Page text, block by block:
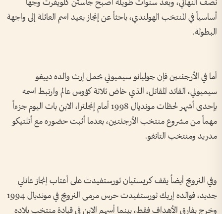
نصف النهائي، وبعد سنوات طويلة أصبح جاستن كلويفرت وجهاً
أساسياً في المنتخب الهولندي، باحثاً عن إنجاز يعيد اسم العائلة إلى واجهة
البطولة.
أما في الأرجنتين فإن جوليانو سيميوني يحمل إرث والده دييغو
سيميوني، القائد المقاتل، الذي خاض ثلاثة كؤوس عالم وارتبط اسمه
بإحدى أشهر لحظات مونديال 1998 أمام إنجلترا، الابن بات اليوم جزءاً
مهماً من مشروع منتخب الأرجنتين، بعدما أثبت حضوره مع أتلتيكو
مدريد ومنتخب التانغو.
وفي النرويج أيضاً يقف كريستيان ثورستفيدت على أعتاب إنجاز عائلي
جديد، فوالده إريك ثورستفيدت حرس مرمى النرويج في مونديال 1994
وخرج بفارق الأهداف فقط، بينما أسهم الابن في قيادة منتخب بلاده